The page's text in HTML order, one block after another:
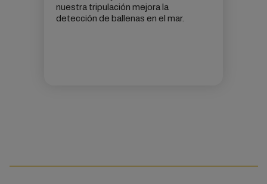
nuestra tripulación mejora la
detección de ballenas en el mar.